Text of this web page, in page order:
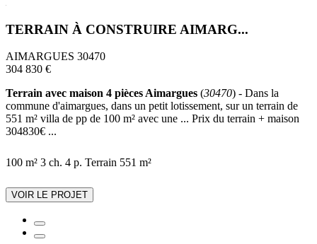
TERRAIN À CONSTRUIRE AIMARG...
AIMARGUES 30470
304 830 €
Terrain avec maison 4 pièces Aimargues (30470) - Dans la
commune d'aimargues, dans un petit lotissement, sur un terrain de
551 m² villa de pp de 100 m² avec une ... Prix du terrain + maison
304830€ ...
100 m² 3 ch. 4 p. Terrain 551 m²
VOIR LE PROJET